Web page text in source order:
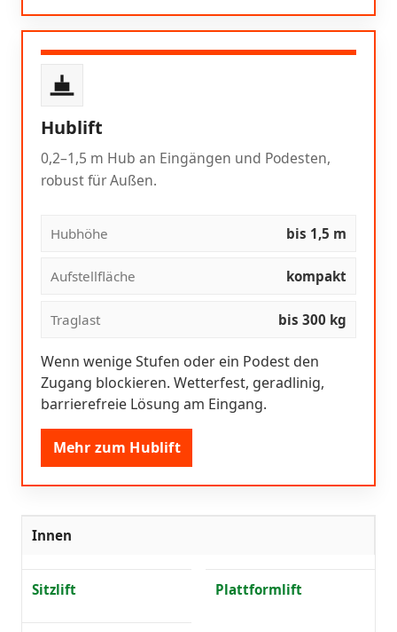
Hublift
0,2–1,5 m Hub an Eingängen und Podesten,
robust für Außen.
Hubhöhe bis 1,5 m
Aufstellfläche kompakt
Traglast bis 300 kg
Wenn wenige Stufen oder ein Podest den
Zugang blockieren. Wetterfest, geradlinig,
barrierefreie Lösung am Eingang.
Mehr zum Hublift
Innen
Sitzlift Plattformlift